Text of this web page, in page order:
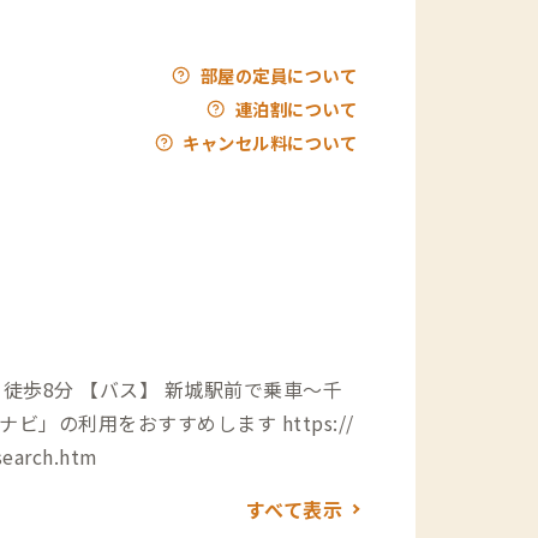
部屋の定員について
連泊割について
キャンセル料について
で乗車〜千
ビ」の利用をおすすめします https://
すべて表示